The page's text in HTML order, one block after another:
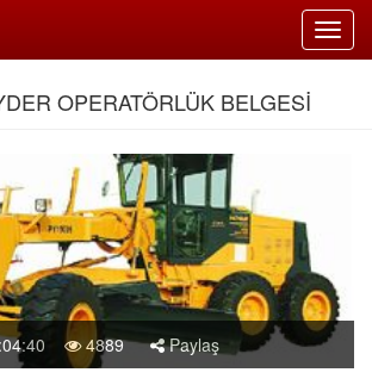
OPERATÖRLÜK BELGESİ
4889 Paylaş